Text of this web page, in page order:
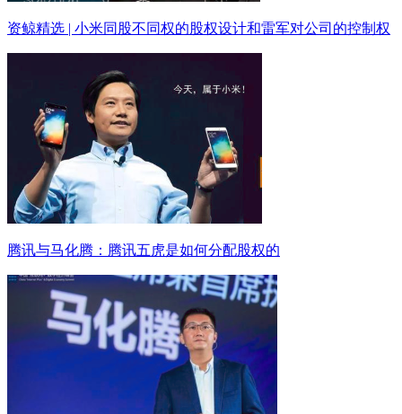
资鲸精选 | 小米同股不同权的股权设计和雷军对公司的控制权
腾讯与马化腾：腾讯五虎是如何分配股权的